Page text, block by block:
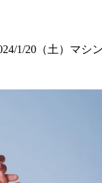
1/20（土）マ